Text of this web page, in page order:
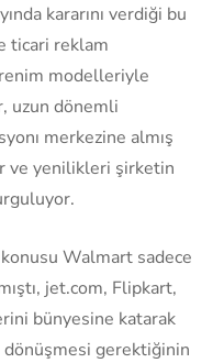
kararını verdiği bu
ticari reklam
modelleriyle
uzun dönemli
merkezine almış
ve yenilikleri şirketin
Walmart sadece
jet.com, Flipkart,
bünyesine katarak
gerektiğinin